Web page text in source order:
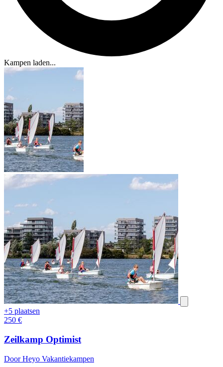
Kampen laden...
+5 plaatsen
250 €
Zeilkamp Optimist
Door Heyo Vakantiekampen